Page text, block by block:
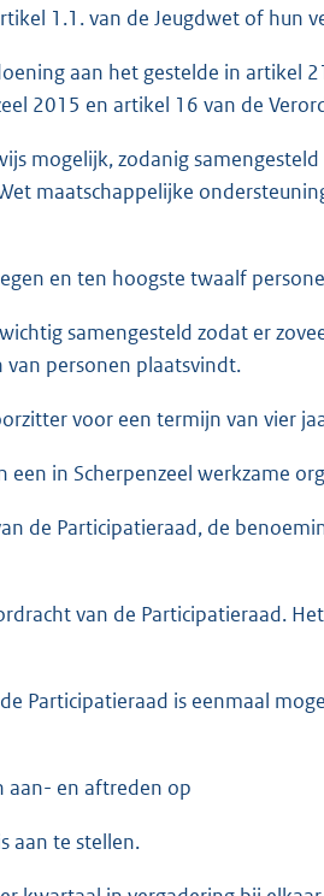
1.1. van de Jeugdwet of hun
aan het gestelde in artikel
2015 en artikel 16 van de
mogelijk, zodanig
maatschappelijke
en ten hoogste twaalf
samengesteld zodat er
personen plaatsvindt.
voor een termijn van vier
in Scherpenzeel werkzame
de Participatieraad, de
van de Participatieraad.
Participatieraad is eenmaal
aan- en aftreden op
aan te stellen.